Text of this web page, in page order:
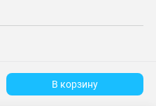
В корзину